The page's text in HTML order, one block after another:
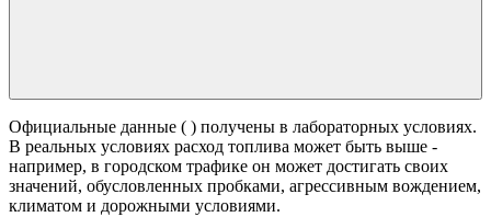
Официальные данные ( ) получены в лабораторных условиях.
В реальных условиях расход топлива может быть выше -
например, в городском трафике он может достигать своих
значений, обусловленных пробками, агрессивным вождением,
климатом и дорожными условиями.